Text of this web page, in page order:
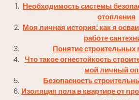
Необходимость системы
отопления
Моя личная история: как я
работе
Понятие строительных
Что такое огнестойкость
мой личный
Безопасность
Изоляция пола в квартире от